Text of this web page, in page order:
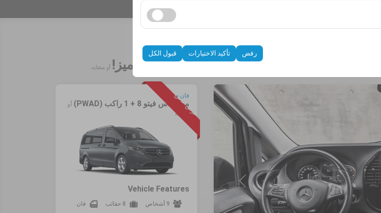
مخصصة تتناسب مع اهتماماتك وقياس فعالية حملاتنا الإعلانية (عدد مرات الظهور،
رفض تأكيد الاختيارات قبول الكل
متميز! أو مشابه
عرض خاص
فان صغير
مرسيدس فيتو 8 + 1 راكب (PWAD)
أو
مشابه
Vehicle Features
9 أشخاص 8 حقائب
فان